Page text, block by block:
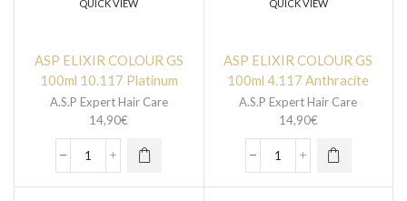
QUICK VIEW
ASP ELIXIR COLOUR GS
100ml 10.117 Platinum
A.S.P Expert Hair Care
14,90€
QUICK VIEW
ASP ELIXIR COLOUR GS
100ml 4.117 Anthracite
A.S.P Expert Hair Care
14,90€